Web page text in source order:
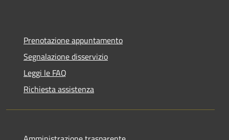
Prenotazione appuntamento
Segnalazione disservizio
Leggi le FAQ
Richiesta assistenza